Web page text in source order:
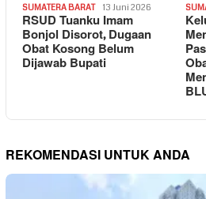
SUMATERA BARAT 13 Juni 2026
RSUD Tuanku Imam
Bonjol Disorot, Dugaan
Obat Kosong Belum
Dijawab Bupati
REKOMENDASI UNTUK ANDA